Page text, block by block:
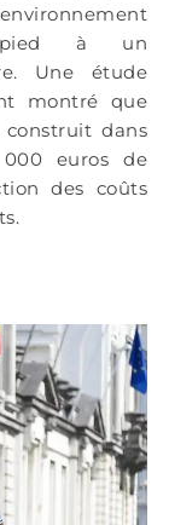
pied à un
Une étude
montré que
dans
euros de
des coûts